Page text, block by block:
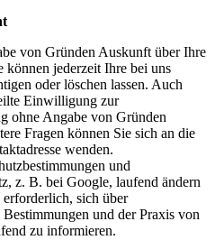
von Gründen Auskunft über Ihre
können jederzeit Ihre bei uns
oder löschen lassen. Auch
Einwilligung zur
ohne Angabe von Gründen
Fragen können Sie sich an die
wenden.
und
z. B. bei Google, laufend ändern
erforderlich, sich über
und der Praxis von
zu informieren.